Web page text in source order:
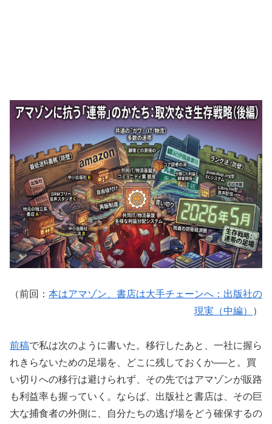
（前回： 本はアマゾン、書店は大手チェーンへ：出版社の
現実（中編）
）
前稿で私は次のように書いた。移行したあと、一社に握ら
れきらないための足場を、どこに残しておくか──と。買
い切りへの移行は避けられず、その先ではアマゾンが販路
も利益率も握っていく。ならば、出版社と書店は、その巨
大な捕食者の外側に、自分たちの逃げ場をどう確保するの